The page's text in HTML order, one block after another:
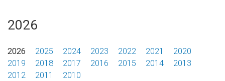
2026
2026 2025 2024 2023 2022 2021
2020
2019
2018 2017 2016 2015 2014
2013
2012
2011 2010